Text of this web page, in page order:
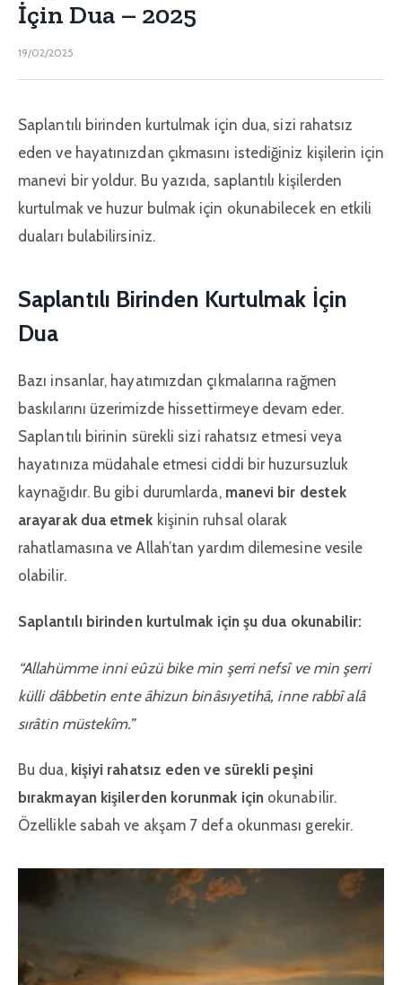
İçin Dua – 2025
19/02/2025
Saplantılı birinden kurtulmak için dua, sizi rahatsız
eden ve hayatınızdan çıkmasını istediğiniz kişilerin için
manevi bir yoldur. Bu yazıda, saplantılı kişilerden
kurtulmak ve huzur bulmak için okunabilecek en etkili
duaları bulabilirsiniz.
Saplantılı Birinden Kurtulmak İçin
Dua
Bazı insanlar, hayatımızdan çıkmalarına rağmen
baskılarını üzerimizde hissettirmeye devam eder.
Saplantılı birinin sürekli sizi rahatsız etmesi veya
hayatınıza müdahale etmesi ciddi bir huzursuzluk
kaynağıdır. Bu gibi durumlarda, manevi bir destek
arayarak dua etmek kişinin ruhsal olarak
rahatlamasına ve Allah’tan yardım dilemesine vesile
olabilir.
Saplantılı birinden kurtulmak için şu dua okunabilir:
“Allahümme inni eûzü bike min şerri nefsî ve min şerri
külli dâbbetin ente âhizun binâsıyetihâ, inne rabbî alâ
sırâtin müstekîm.”
Bu dua, kişiyi rahatsız eden ve sürekli peşini
bırakmayan kişilerden korunmak içinokunabilir.
Özellikle sabah ve akşam 7 defa okunması gerekir.